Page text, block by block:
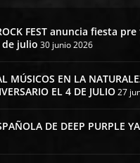
FEST anuncia fiesta
de julio 30 junio 2026
MÚSICOS EN LA
EL 4 DE JULIO 27
DE DEEP PURPLE